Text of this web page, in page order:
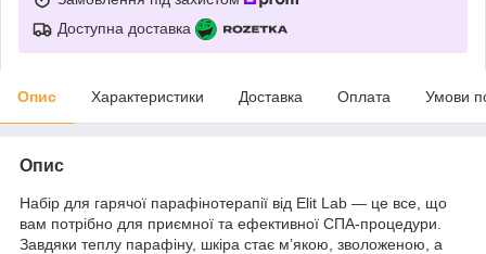
Доступна доставка
Опис Характеристики Доставка Оплата Умови
Опис
Набір для гарячої парафінотерапії від Elit Lab — це все, що
вам потрібно для приємної та ефективної СПА-процедури.
Завдяки теплу парафіну, шкіра стає м’якою, зволоженою, а